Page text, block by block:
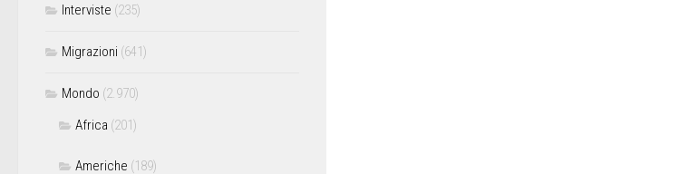
Interviste (235)
Migrazioni (641)
Mondo (2.970)
Africa (201)
Americhe (189)